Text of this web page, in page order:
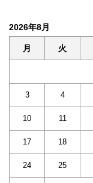
2026年8月
月 火
3 4
10 11
17 18
24 25